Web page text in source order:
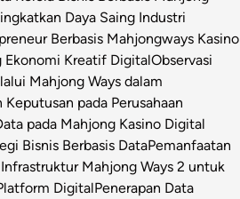
Daya Saing Industri
Berbasis Mahjongways Kasino
Kreatif DigitalObservasi
Mahjong Ways dalam
pada Perusahaan
pada Mahjong Kasino Digital
Bisnis Berbasis DataPemanfaatan
Mahjong Ways 2 untuk
DigitalPenerapan Data